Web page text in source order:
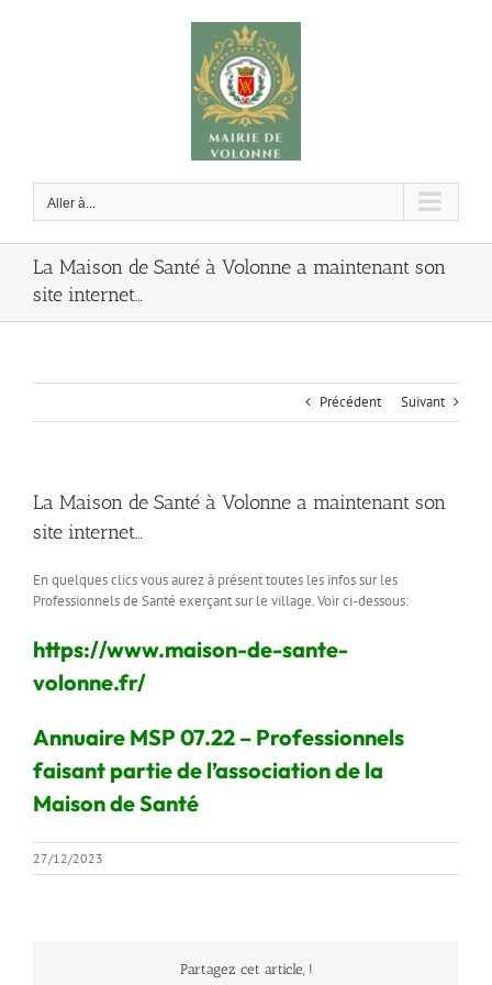
Aller à...
La Maison de Santé à Volonne a maintenant son
site internet…
Précédent Suivant
La Maison de Santé à Volonne a maintenant son
site internet…
En quelques clics vous aurez à présent toutes les infos sur les
Professionnels de Santé exerçant surle village. Voir ci-dessous:
https://www.maison-de-sante-
volonne.fr/
Annuaire MSP 07.22 – Professionnels
faisant partie de l’association de la
Maison de Santé
27/12/2023
Partagez cet article, !